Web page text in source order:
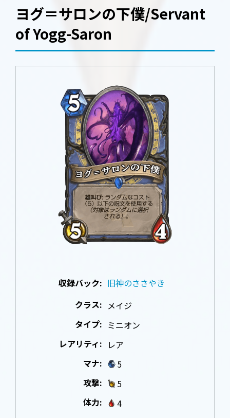
ヨグ＝サロンの下僕/Servant
of Yogg-Saron
収録パック: 旧神のささやき
クラス: メイジ
タイプ: ミニオン
レアリティ: レア
マナ:
5
攻撃:
5
体力:
4